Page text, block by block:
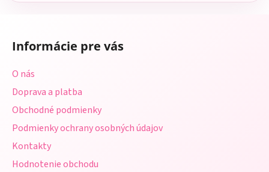
Informácie pre vás
O nás
Doprava a platba
Obchodné podmienky
Podmienky ochrany osobných údajov
Kontakty
Hodnotenie obchodu